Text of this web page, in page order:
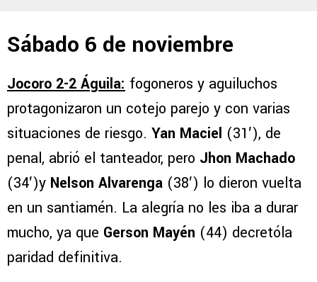
Sábado 6 de noviembre
Jocoro 2-2 Águila: fogoneros y aguiluchos
protagonizaron un cotejo parejo y con varias
situaciones de riesgo. Yan Maciel (31′), de
penal, abrió el tanteador, pero Jhon Machado
(34′)y Nelson Alvarenga (38′) lo dieron vuelta
en un santiamén. La alegría no les iba a durar
mucho, ya que Gerson Mayén (44) decretóla
paridad definitiva.